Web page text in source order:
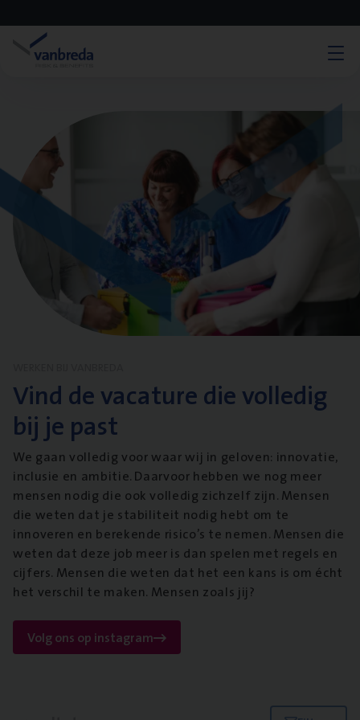
Vind de vacature die volledig
bij je past
We gaan volledig voor waar wij in geloven: innovatie,
inclusie en ambitie. Daarvoor hebben we nog meer
mensen nodig die ook volledig zichzelf zijn. Mensen
die weten dat je stabiliteit nodig hebt om te
innoveren en berekende risico’s te nemen. Mensen die
weten dat deze job meer is dan spelen met regels en
cijfers. Mensen die weten dat het een kans is om écht
het verschil te maken. Mensen zoals jij?
Volg ons op instagram